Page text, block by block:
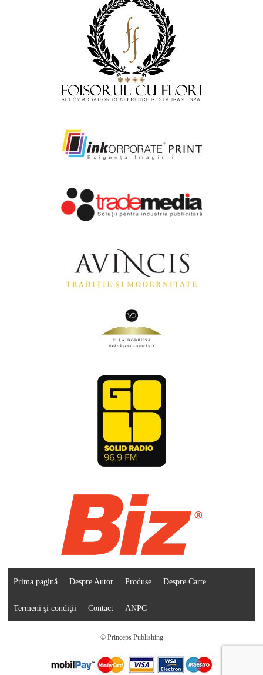
Prima pagină Despre Autor Produse Despre Carte
Termeni şi condiţii Contact ANPC
© Princeps Publishing